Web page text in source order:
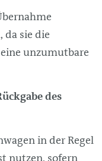
sie die
unzumutbare
des
in der Regel
nutzen, sofern